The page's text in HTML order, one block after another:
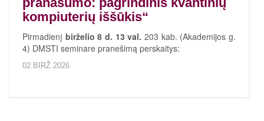
kompiuterių iššūkis“
Pirmadienį birželio 8 d. 13 val. 203 kab. (Akademijos g.
4) DMSTI seminare pranešimą perskaitys:
02.BIRŽ.2026